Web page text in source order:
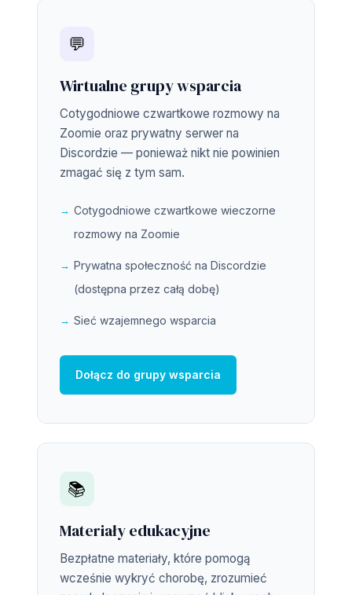
💬
Wirtualne grupy wsparcia
Cotygodniowe czwartkowe rozmowy na
Zoomie oraz prywatny serwer na
Discordzie — ponieważ nikt nie powinien
zmagać się z tym sam.
Cotygodniowe czwartkowe wieczorne
rozmowy na Zoomie
Prywatna społeczność na Discordzie
(dostępna przez całą dobę)
Sieć wzajemnego wsparcia
Dołącz do grupy wsparcia
📚
Materiały edukacyjne
Bezpłatne materiały, które pomogą
wcześnie wykryć chorobę, zrozumieć